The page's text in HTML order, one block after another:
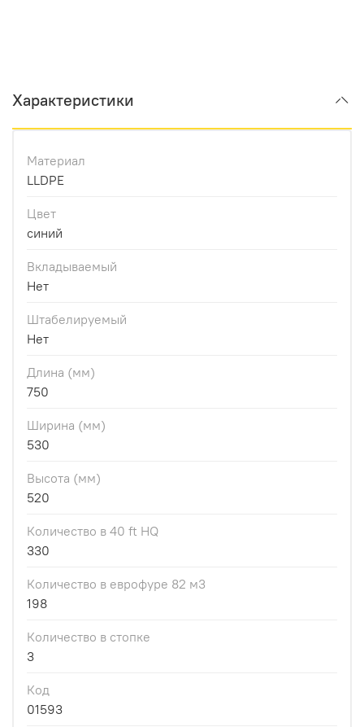
Характеристики
Материал
LLDPE
Цвет
синий
Вкладываемый
Нет
Штабелируемый
Нет
Длина (мм)
750
Ширина (мм)
530
Высота (мм)
520
Количество в 40 ft HQ
330
Количество в еврофуре 82 м3
198
Количество в стопке
3
Код
01593